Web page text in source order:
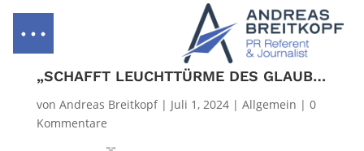
„SCHAFFT LEUCHTTÜRME DES GLAUBENS“
von Andreas Breitkopf| Juli 1, 2024| Allgemein | 0
Kommentare